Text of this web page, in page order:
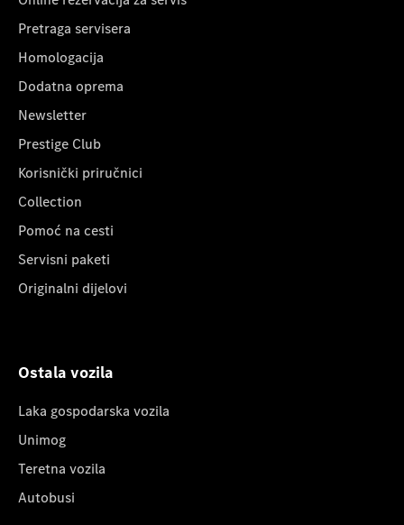
Pretraga servisera
Homologacija
Dodatna oprema
Newsletter
Prestige Club
Korisnički priručnici
Collection
Pomoć na cesti
Servisni paketi
Originalni dijelovi
Ostala vozila
Laka gospodarska vozila
Unimog
Teretna vozila
Autobusi